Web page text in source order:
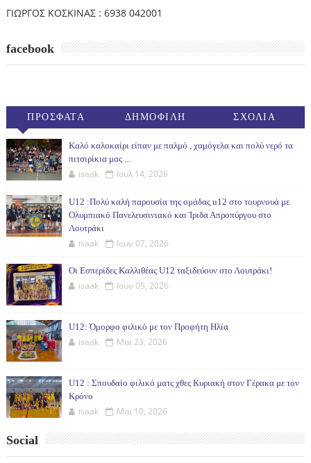
ΓΙΩΡΓΟΣ ΚΟΣΚΙΝΑΣ : 6938 042001
facebook
ΠΡΟΣΦΑΤΑ ΔΗΜΟΦΙΛΗ ΣΧΟΛΙΑ
Καλό καλοκαίρι είπαν με παλμό , χαμόγελα και πολύ νερό τα
πιτσιρίκια μας ...
isaak Ιουλ 14, 2026
U12 :Πολύ καλή παρουσία της ομάδας u12 στο τουρνουά με
Ολυμπιακό Πανελευσινιακό και Ίριδα Απροπύργου στο
Λουτράκι
isaak Ιουν 07, 2026
Οι Εσπερίδες Καλλιθέας U12 ταξιδεύουν στο Λουτράκι!
isaak Ιουν 05, 2026
U12: Όμορφο φιλικό με τον Προφήτη Ηλία
isaak Μαι 23, 2026
U12 : Σπουδαίο φιλικό ματς χθες Κυριακή στον Γέρακα με τον
Κρόνο
isaak Μαι 10, 2026
Social